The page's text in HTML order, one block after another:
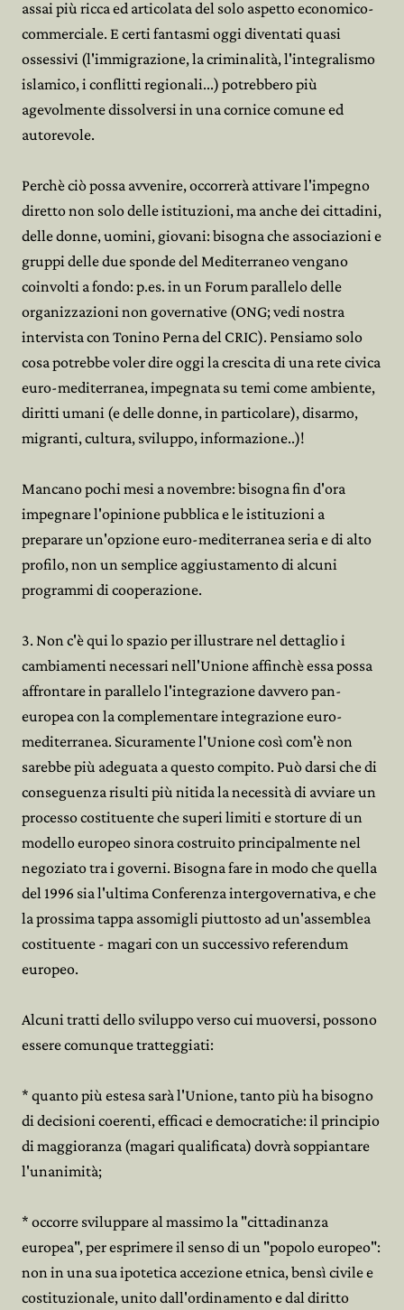
assai più ricca ed articolata del solo aspetto economico-
commerciale. E certi fantasmi oggi diventati quasi
ossessivi (l'immigrazione, la criminalità, l'integralismo
islamico, i conflitti regionali...) potrebbero più
agevolmente dissolversi in una cornice comune ed
autorevole.
Perchè ciò possa avvenire, occorrerà attivare l'impegno
diretto non solo delle istituzioni, ma anche dei cittadini,
delle donne, uomini, giovani: bisogna che associazioni e
gruppi delle due sponde del Mediterraneo vengano
coinvolti a fondo: p.es. in un Forum parallelo delle
organizzazioni non governative (ONG; vedi nostra
intervista con Tonino Perna del CRIC). Pensiamo solo
cosa potrebbe voler dire oggi la crescita di una rete civica
euro-mediterranea, impegnata su temi come ambiente,
diritti umani (e delle donne, in particolare), disarmo,
migranti, cultura, sviluppo, informazione..)!
Mancano pochi mesi a novembre: bisogna fin d'ora
impegnare l'opinione pubblica e le istituzioni a
preparare un'opzione euro-mediterranea seria e di alto
profilo, non un semplice aggiustamento di alcuni
programmi di cooperazione.
3. Non c'è qui lo spazio per illustrare nel dettaglio i
cambiamenti necessari nell'Unione affinchè essa possa
affrontare in parallelo l'integrazione davvero pan-
europea con la complementare integrazione euro-
mediterranea. Sicuramente l'Unione così com'è non
sarebbe più adeguata a questo compito. Può darsi che di
conseguenza risulti più nitida la necessità di avviare un
processo costituente che superi limiti e storture di un
modello europeo sinora costruito principalmente nel
negoziato tra i governi. Bisogna fare in modo che quella
del 1996 sia l'ultima Conferenza intergovernativa, e che
la prossima tappa assomigli piuttosto ad un'assemblea
costituente - magari con un successivo referendum
europeo.
Alcuni tratti dello sviluppo verso cui muoversi, possono
essere comunque tratteggiati:
* quanto più estesa sarà l'Unione, tanto più ha bisogno
di decisioni coerenti, efficaci e democratiche: il principio
di maggioranza (magari qualificata) dovrà soppiantare
l'unanimità;
* occorre sviluppare al massimo la "cittadinanza
europea", per esprimere il senso di un "popolo europeo":
non in una sua ipotetica accezione etnica, bensì civile e
costituzionale, unito dall'ordinamento e dal diritto